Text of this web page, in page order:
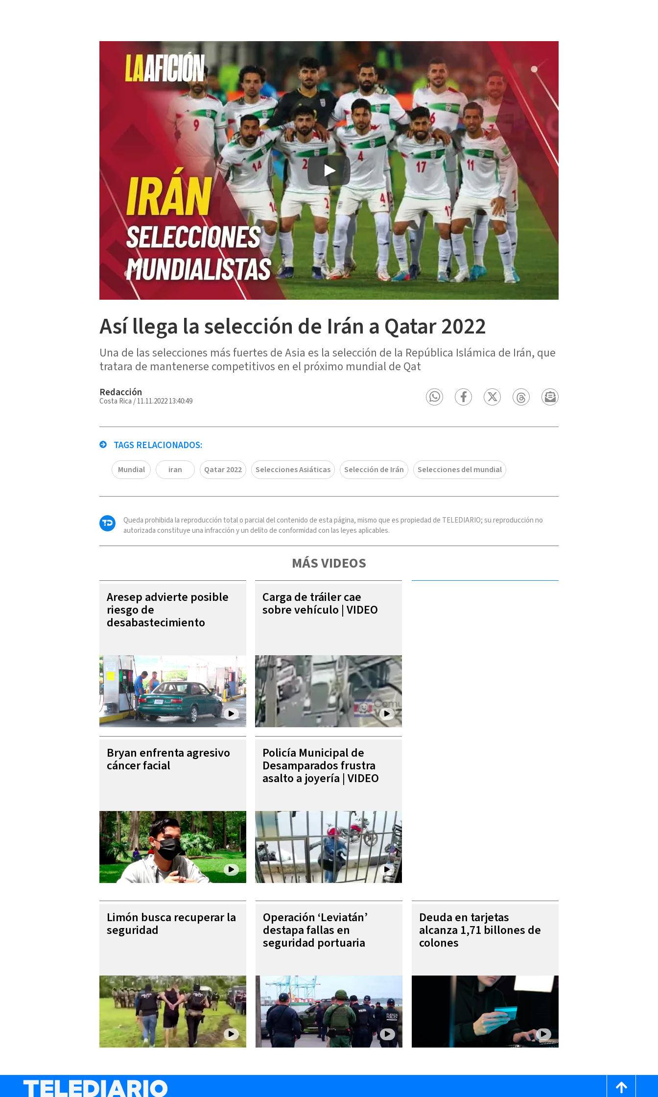
Así llega la selección de Irán a Qatar 2022
Una de las selecciones más fuertes de Asia es la selección de la República Islámica de Irán, que
tratara de mantenerse competitivos en el próximo mundial de Qat
Redacción
Costa Rica /11.11.2022 13:40:49
TAGS RELACIONADOS:
Mundial iran Qatar 2022 Selecciones Asiáticas Selección de Irán Selecciones del mundial
Queda prohibida la reproducción total o parcial del contenido de esta página, mismo que es propiedad de TELEDIARIO; su reproducción no
autorizada constituye una infracción y un delito de conformidad con las leyes aplicables.
MÁS VIDEOS
Aresep advierte posible
riesgo de
desabastecimiento
Carga de tráiler cae
sobre vehículo | VIDEO
Bryan enfrenta agresivo
cáncer facial
Policía Municipal de
Desamparados frustra
asalto a joyería | VIDEO
Limón busca recuperar la
seguridad
Operación ‘Leviatán’
destapa fallas en
seguridad portuaria
Deuda en tarjetas
alcanza 1,71 billones de
colones